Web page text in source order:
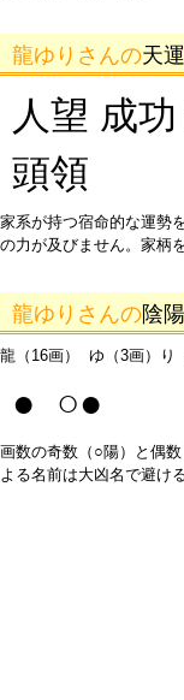
龍ゆりさんの天運
人望 成
頭領
家系が持つ宿命的な運勢
の力が及びません。家柄
龍ゆりさんの陰陽
龍（16画） ゆ（3画）り
● ○●
画数の奇数（○陽）と偶
よる名前は大凶名で避け